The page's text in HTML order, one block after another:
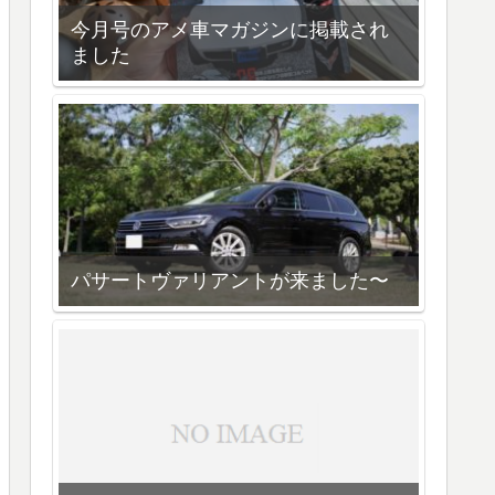
今月号のアメ車マガジンに掲載され
ました
パサートヴァリアントが来ました〜